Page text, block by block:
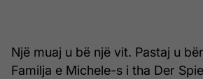
Një muaj u bë një vit. Pastaj u
Familja e Michele-s i tha Der